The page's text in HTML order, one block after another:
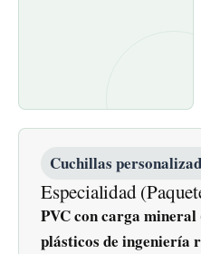
Cuchillas
Especialidad
PVC con carga mineral
plásticos de ingeniería